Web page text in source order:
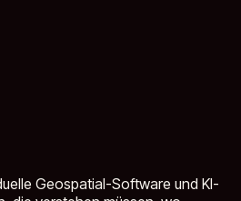
Geospatial-Software und KI-